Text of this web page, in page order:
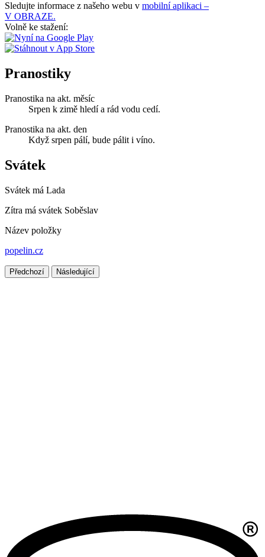
Sledujte informace z našeho webu v mobilní aplikaci –
V OBRAZE.
Volně ke stažení:
Pranostiky
Pranostika na akt. měsíc
Srpen k zimě hledí a rád vodu cedí.
Pranostika na akt. den
Když srpen pálí, bude pálit i víno.
Svátek
Svátek má Lada
Zítra má svátek Soběslav
Název položky
popelin.cz
Předchozí Následující